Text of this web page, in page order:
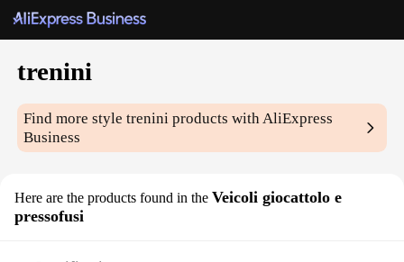
trenini
Find more styletrenini products with AliExpress
Business
Here are the products found in the Veicoli giocattolo e
pressofusi